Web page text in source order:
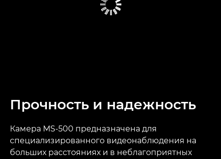
Прочность и надежность
Камера MS-500 предназначена для
специализированного видеонаблюдения на
больших расстояниях и в неблагоприятных